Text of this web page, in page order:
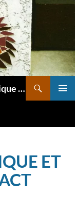
MIMI VERMICELLE / Cours Art plastique et mosaïque
ET